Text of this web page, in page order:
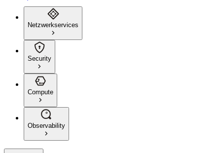
Netzwerkservices
Security
Compute
Observability